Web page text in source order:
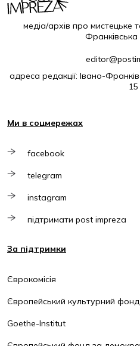
медіа/архів про мистецьке
Франківська
адреса редакції: Івано-
15
Ми в соцмережах
facebook
telegram
instagram
підтримати post impreza
За підтримки
Єврокомісія
Європейський культурний фонд
Goethe-Institut